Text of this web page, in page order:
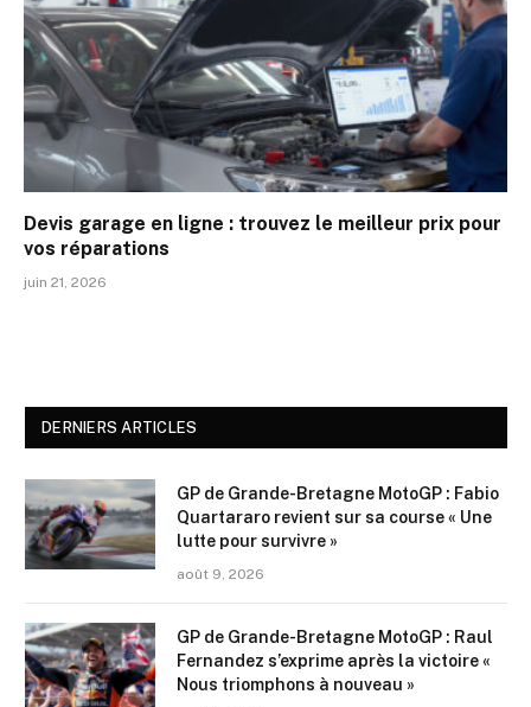
Devis garage en ligne : trouvez le meilleur prix pour
vos réparations
juin 21, 2026
DERNIERS ARTICLES
GP de Grande-Bretagne MotoGP : Fabio
Quartararo revient sur sa course « Une
lutte pour survivre »
août 9, 2026
GP de Grande-Bretagne MotoGP : Raul
Fernandez s’exprime après la victoire «
Nous triomphons à nouveau »